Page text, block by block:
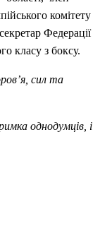
комітету
Федерації
класу з боксу.
сил та
однодумців, і